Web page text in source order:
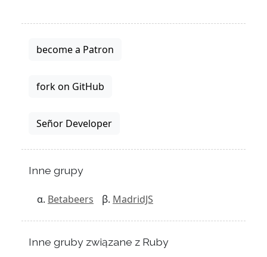
become a Patron
fork on GitHub
Señor Developer
Inne grupy
Betabeers MadridJS
Inne gruby związane z Ruby